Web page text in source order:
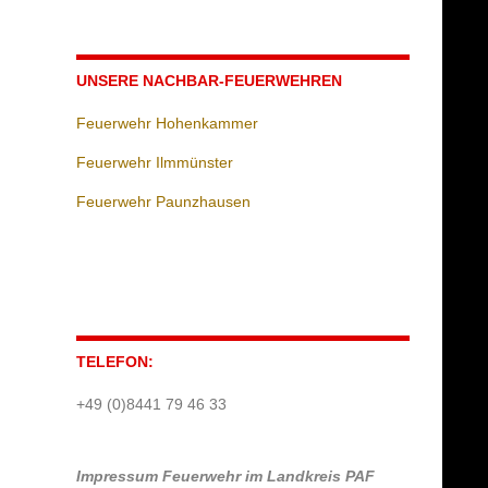
UNSERE NACHBAR-FEUERWEHREN
Feuerwehr Hohenkammer
Feuerwehr Ilmmünster
Feuerwehr Paunzhausen
TELEFON:
+49 (0)8441 79 46 33
Impressum Feuerwehr im Landkreis PAF